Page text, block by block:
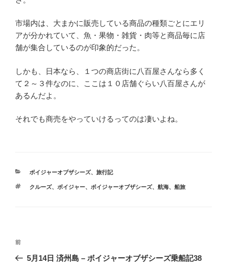
市場内は、大まかに販売している商品の種類ごとにエリ
アが分かれていて、魚・果物・雑貨・肉等と商品毎に店
舗が集合しているのが印象的だった。
しかも、日本なら、１つの商店街に八百屋さんなら多く
て２～３件なのに、ここは１０店舗ぐらい八百屋さんが
あるんだよ。
それでも商売をやっていけるってのは凄いよね。
カ
ゴ
ボイジャーオブザシーズ、 旅行記
タ
クルーズ、 ボイジャー、 ボイジャーオブザシーズ、 航海、 船旅
投
前
の
前
5月14日 済州島 – ボイジャーオブザシーズ乗船記38